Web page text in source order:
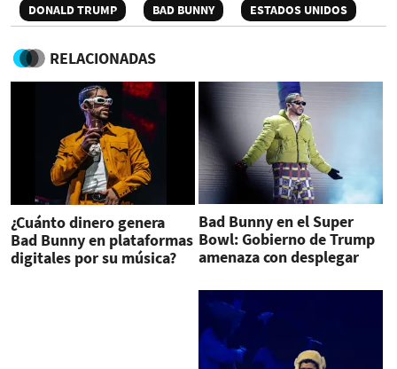
DONALD TRUMP
BAD BUNNY ESTADOS UNIDOS
RELACIONADAS
¿Cuánto dinero genera
Bad Bunny en plataformas
digitales por su música?
Bad Bunny en el Super
Bowl: Gobierno de Trump
amenaza con desplegar